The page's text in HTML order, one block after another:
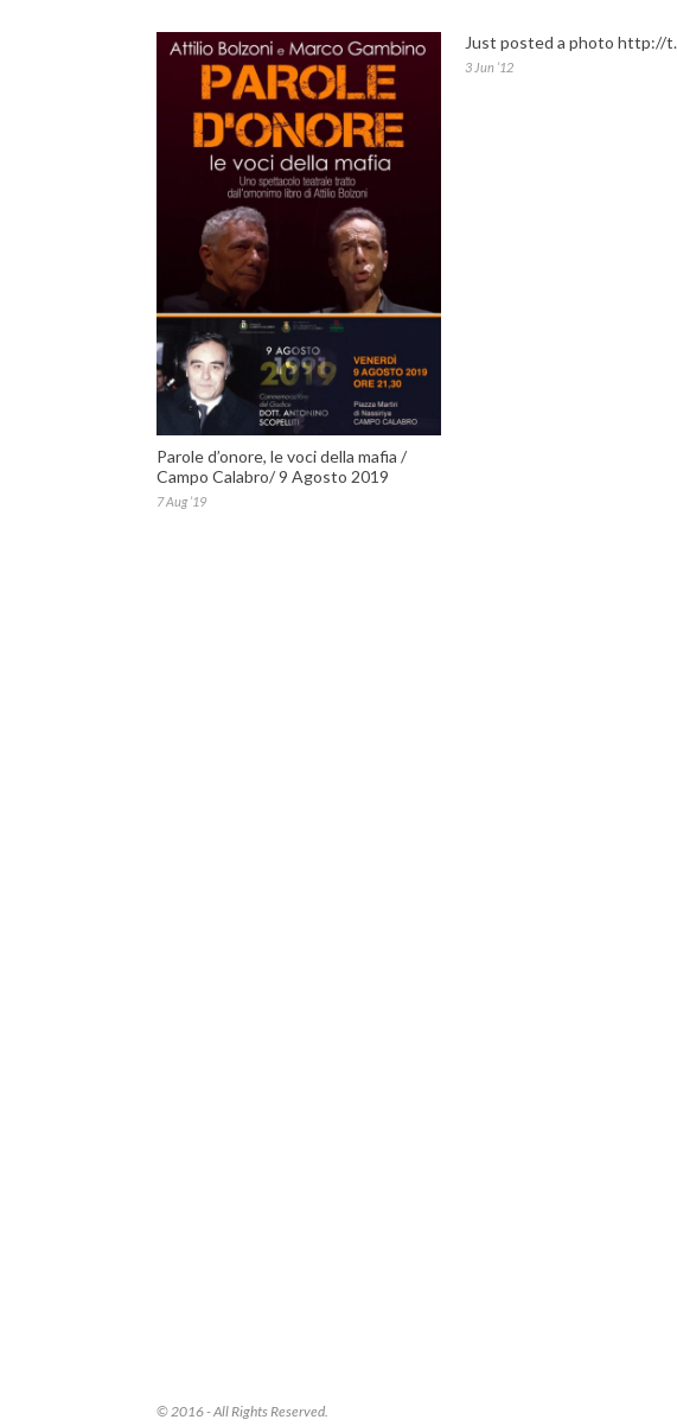
Parole d’onore, le voci della mafia /
Campo Calabro/ 9 Agosto 2019
7 Aug ’19
Just posted a photo http://
3 Jun ’12
© 2016 - All Rights Reserved.